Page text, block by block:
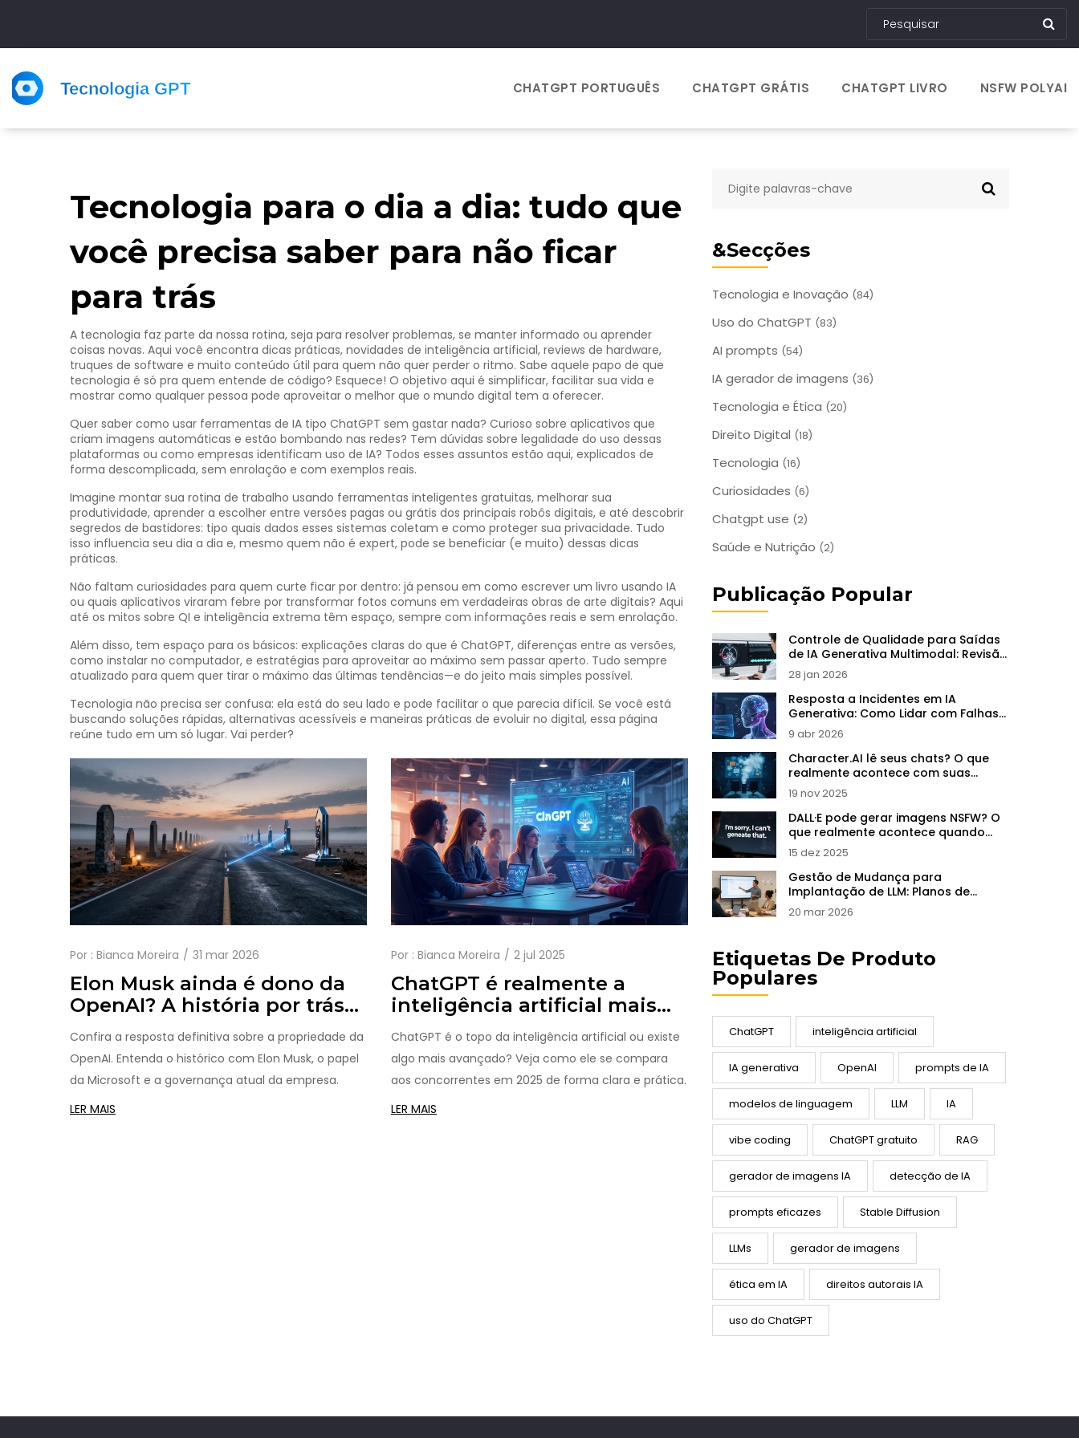
CHATGPT PORTUGUÊS CHATGPT GRÁTIS CHATGPT LIVRO NSFW POLYAI
&Secções
Tecnologia e Inovação (84)
Uso do ChatGPT (83)
AI prompts (54)
IA gerador de imagens (36)
Tecnologia e Ética (20)
Direito Digital (18)
Tecnologia (16)
Curiosidades (6)
Chatgpt use (2)
Saúde e Nutrição (2)
Publicação Popular
Controle de Qualidade para Saídas
de IA Generativa Multimodal: Revisão
Humana e Checklists
28 jan 2026
Resposta a Incidentes em IA
Generativa: Como Lidar com Falhas e
Abusos
9 abr 2026
Character.AI lê seus chats? O que
realmente acontece com suas
conversas
19 nov 2025
DALL·E pode gerar imagens NSFW? O
que realmente acontece quando
você tenta
15 dez 2025
Gestão de Mudança para
Implantação de LLM: Planos de
Treinamento e Adoção
20 mar 2026
Etiquetas De Produto
Populares
ChatGPT inteligência artificial
IA generativa OpenAI prompts de IA
modelos de linguagem LLM IA
vibe coding ChatGPT gratuito RAG
gerador de imagens IA detecção de IA
prompts eficazes Stable Diffusion
LLMs gerador de imagens
ética em IA direitos autorais IA
uso do ChatGPT
Tecnologia para o dia a dia: tudo que
você precisa saber para não ficar
para trás
A tecnologia faz parte da nossa rotina, seja para resolver problemas, se manter informado ou aprender
coisas novas. Aqui você encontra dicas práticas, novidades de inteligência artificial, reviews de hardware,
truques de software e muito conteúdo útil para quem não quer perder o ritmo. Sabe aquele papo de que
tecnologia é só pra quem entende de código? Esquece! O objetivo aqui é simplificar, facilitar sua vida e
mostrar como qualquer pessoa pode aproveitar o melhor que o mundo digital tem a oferecer.
Quer saber como usar ferramentas de IA tipo ChatGPT sem gastar nada? Curioso sobre aplicativos que
criam imagens automáticas e estão bombando nas redes? Tem dúvidas sobre legalidade do uso dessas
plataformas ou como empresas identificam uso de IA? Todos esses assuntos estão aqui, explicados de
forma descomplicada, sem enrolação e com exemplos reais.
Imagine montar sua rotina de trabalho usando ferramentas inteligentes gratuitas, melhorar sua
produtividade, aprender a escolher entre versões pagas ou grátis dos principais robôs digitais, e até descobrir
segredos de bastidores: tipo quais dados esses sistemas coletam e como proteger sua privacidade. Tudo
isso influencia seu dia a dia e, mesmo quem não é expert, pode se beneficiar (e muito) dessas dicas
práticas.
Não faltam curiosidades para quem curte ficar por dentro: já pensou em como escrever um livro usando IA
ou quais aplicativos viraram febre por transformar fotos comuns em verdadeiras obras de arte digitais? Aqui
até os mitos sobre QI e inteligência extrema têm espaço, sempre com informações reais e sem enrolação.
Além disso, tem espaço para os básicos: explicações claras do que é ChatGPT, diferenças entre as versões,
como instalar no computador, e estratégias para aproveitar ao máximo sem passar aperto. Tudo sempre
atualizado para quem quer tirar o máximo das últimas tendências—e do jeito mais simples possível.
Tecnologia não precisa ser confusa: ela está do seu lado e pode facilitar o que parecia difícil. Se você está
buscando soluções rápidas, alternativas acessíveis e maneiras práticas de evoluir no digital, essa página
reúne tudo em um só lugar. Vai perder?
Por : Bianca Moreira 31 mar 2026
Elon Musk ainda é dono da
OpenAI? A história por trás
da fundação
Confira a resposta definitiva sobre a propriedade da
OpenAI. Entenda o histórico com Elon Musk, o papel
da Microsoft e a governança atual da empresa.
LER MAIS
Por : Bianca Moreira 2 jul 2025
ChatGPT é realmente a
inteligência artificial mais
inteligente? Guia completo
2025
ChatGPT é o topo da inteligência artificial ou existe
algo mais avançado? Veja como ele se compara
aos concorrentes em 2025 de forma clara e prática.
LER MAIS